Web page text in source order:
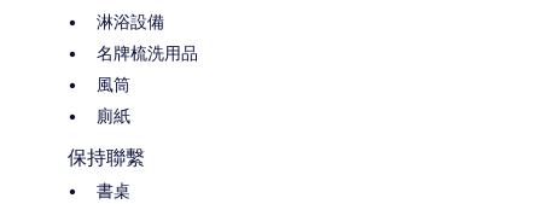
淋浴設備
名牌梳洗用品
風筒
廁紙
保持聯繫
書桌